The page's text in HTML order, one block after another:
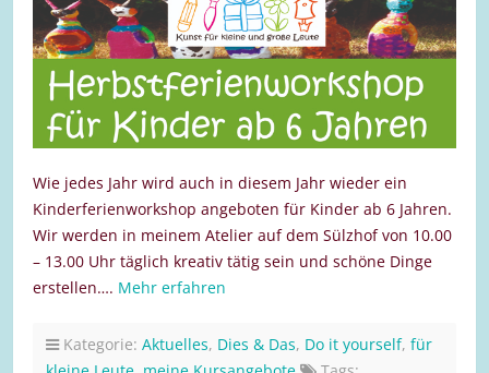
Wie jedes Jahr wird auch in diesem Jahr wieder ein
Kinderferienworkshop angeboten für Kinder ab 6 Jahren.
Wir werden in meinem Atelier auf dem Sülzhof von 10.00
– 13.00 Uhr täglich kreativ tätig sein und schöne Dinge
erstellen…. Mehr erfahren
Kategorie: Aktuelles, Dies & Das, Do it yourself, für